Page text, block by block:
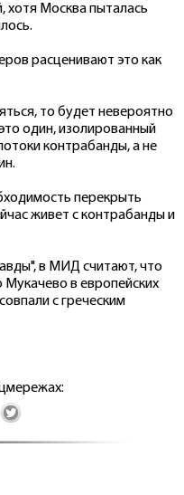
хотя Москва пыталась
расценивают это как
то будет невероятно
один, изолированный
контрабанды, а не
перекрыть
живет с контрабанды и
в МИД считают, что
в европейских
с греческим